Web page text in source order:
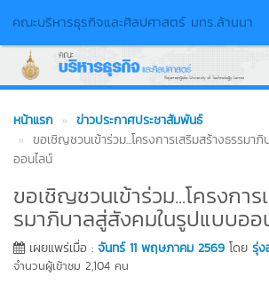
คณะบริหารธุรกิจและศิลปศาสตร์ มทร.ล้านนา
หน้าแรก
ข่าวประกาศประชาสัมพันธ์
ขอเชิญชวนเข้าร่วม...โครงการเสริมสร้างธรรมา
ออนไลน์
ขอเชิญชวนเข้าร่วม...โครงการ
รมาภิบาลสู่สังคมในรูปแบบออ
เผยแพร่เมื่อ : จันทร์ 11 พฤษภาคม 2569 โดย รุ่
จำนวนผู้เข้าชม 2,104 คน